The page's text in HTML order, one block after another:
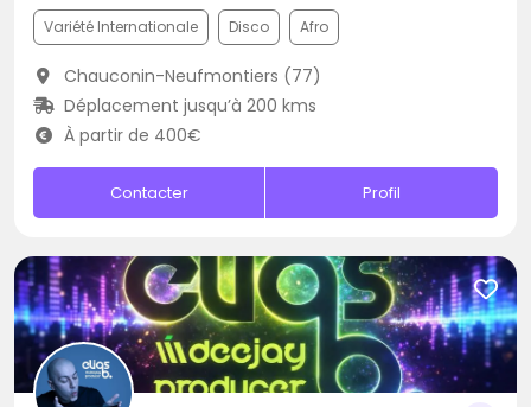
Variété Internationale Disco Afro
Chauconin-Neufmontiers (77)
Déplacement jusqu’à 200 kms
À partir de 400€
Contacter Profil